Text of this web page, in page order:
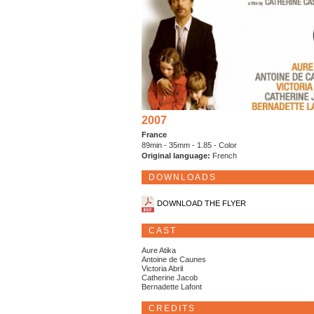
2007
France
89min - 35mm - 1.85 - Color
Original language: French
DOWNLOADS
DOWNLOAD THE FLYER
CAST
Aure Atika
Antoine de Caunes
Victoria Abril
Catherine Jacob
Bernadette Lafont
CREDITS